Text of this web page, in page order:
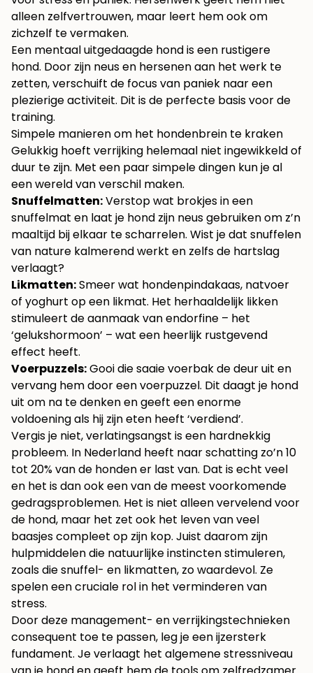
alleen zelfvertrouwen, maar leert hem ook om
zichzelf te vermaken.
Een mentaal uitgedaagde hond is een rustigere
hond. Door zijn neus en hersenen aan het werk te
zetten, verschuift de focus van paniek naar een
plezierige activiteit. Dit is de perfecte basis voor de
training.
Simpele manieren om het hondenbrein te kraken
Gelukkig hoeft verrijking helemaal niet ingewikkeld of
duur te zijn. Met een paar simpele dingen kun je al
een wereld van verschil maken.
Snuffelmatten:Verstop wat brokjes in een
snuffelmat en laat je hond zijn neus gebruiken om z’n
maaltijd bij elkaar te scharrelen. Wist je dat snuffelen
van nature kalmerend werkt en zelfs de hartslag
verlaagt?
Likmatten:Smeer wat hondenpindakaas, natvoer
of yoghurt op een likmat. Het herhaaldelijk likken
stimuleert de aanmaak van endorfine – het
‘gelukshormoon’ – wat een heerlijk rustgevend
effect heeft.
Voerpuzzels:Gooi die saaie voerbak de deur uit en
vervang hem door een voerpuzzel. Dit daagt je hond
uit om na te denken en geeft een enorme
voldoening als hij zijn eten heeft ‘verdiend’.
Vergis je niet, verlatingsangst is een hardnekkig
probleem. In Nederland heeft naar schatting zo’n 10
tot 20% van de honden er last van. Dat is echt veel
en het is dan ook een van de meest voorkomende
gedragsproblemen. Het is niet alleen vervelend voor
de hond, maar het zet ook het leven van veel
baasjes compleet op zijn kop. Juist daarom zijn
hulpmiddelen die natuurlijke instincten stimuleren,
zoals die snuffel- en likmatten, zo waardevol. Ze
spelen een cruciale rol in het verminderen van
stress.
Door deze management- en verrijkingstechnieken
consequent toe te passen, leg je een ijzersterk
fundament. Je verlaagt het algemene stressniveau